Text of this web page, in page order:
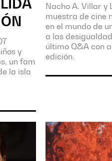
y
un fam
la isla
Nacho A. Villar y
muestra de cine
en el mundo de
a las
último Q&A con
edición.